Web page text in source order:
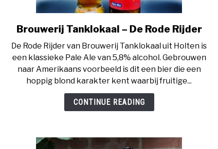
BIERCHEQUE
link
Brouwerij
Tanklokaal
–
De
Rode
Rijder
Brouwerij Tanklokaal – De Rode Rijder
De Rode Rijder van Brouwerij Tanklokaal uit Holten is
een klassieke Pale Ale van 5,8% alcohol. Gebrouwen
naar Amerikaans voorbeeld is dit een bier die een
hoppig blond karakter kent waarbij fruitige...
CONTINUE READING